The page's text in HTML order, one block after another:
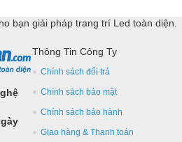
bạn giải pháp trang trí Led toàn diện.
Thông Tin Công Ty
Chính sách đổi trả
Chính sách bảo mật
Chính sách bảo hành
Giao hàng & Thanh toán